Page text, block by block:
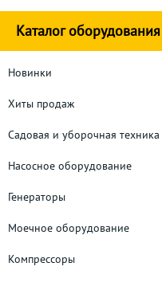
Каталог оборудования
Новинки
Хиты продаж
Садовая и уборочная техника
Насосное оборудование
Генераторы
Моечное оборудование
Компрессоры